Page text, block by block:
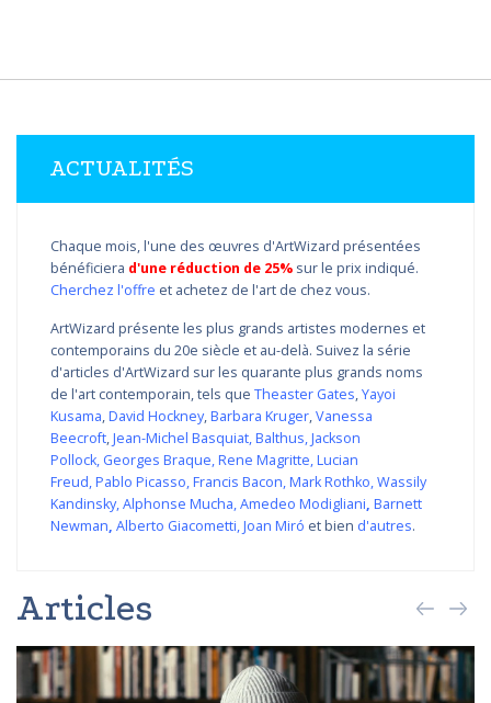
ACTUALITÉS
Chaque mois, l'une des œuvres d'ArtWizard présentées
bénéficiera d'une réduction de 25% sur le prix indiqué.
Cherchez l'offre et achetez de l'art de chez vous.
ArtWizard présente les plus grands artistes modernes et
contemporains du 20e siècle et au-delà. Suivez la série
d'articles d'ArtWizard sur les quarante plus grands noms
de l'art contemporain, tels que Theaster Gates,Yayoi
Kusama,David Hockney,Barbara Kruger,Vanessa
Beecroft,Jean-Michel Basquiat,Balthus,Jackson
Pollock, Georges Braque,Rene Magritte,Lucian
Freud,Pablo Picasso,Francis Bacon,Mark Rothko,Wassily
Kandinsky,Alphonse Mucha,Amedeo Modigliani, Barnett
Newman, Alberto Giacometti,Joan Miró et bien d'autres.
Articles